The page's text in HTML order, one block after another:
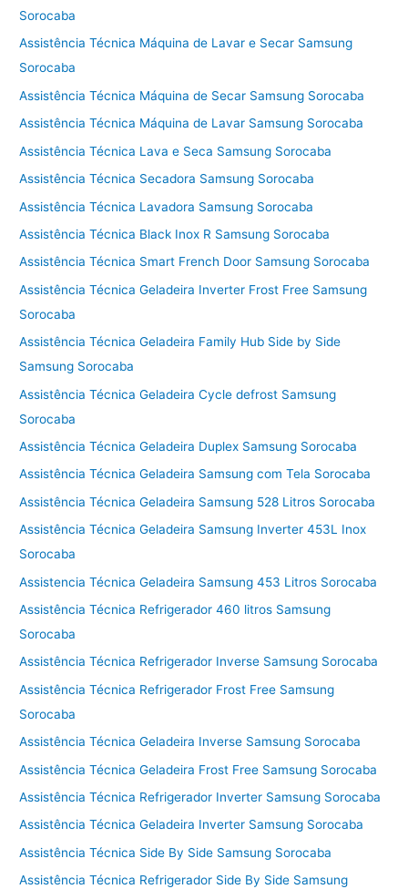
Sorocaba
Assistência Técnica Máquina de Lavar e Secar Samsung
Sorocaba
Assistência Técnica Máquina de Secar Samsung Sorocaba
Assistência Técnica Máquina de Lavar Samsung Sorocaba
Assistência Técnica Lava e Seca Samsung Sorocaba
Assistência Técnica Secadora Samsung Sorocaba
Assistência Técnica Lavadora Samsung Sorocaba
Assistência Técnica Black Inox R Samsung Sorocaba
Assistência Técnica Smart French Door Samsung Sorocaba
Assistência Técnica Geladeira Inverter Frost Free Samsung
Sorocaba
Assistência Técnica Geladeira Family Hub Side by Side
Samsung Sorocaba
Assistência Técnica Geladeira Cycle defrost Samsung
Sorocaba
Assistência Técnica Geladeira Duplex Samsung Sorocaba
Assistência Técnica Geladeira Samsung com Tela Sorocaba
Assistência Técnica Geladeira Samsung 528 Litros Sorocaba
Assistência Técnica Geladeira Samsung Inverter 453L Inox
Sorocaba
Assistencia Técnica Geladeira Samsung 453 Litros Sorocaba
Assistência Técnica Refrigerador 460 litros Samsung
Sorocaba
Assistência Técnica Refrigerador Inverse Samsung Sorocaba
Assistência Técnica Refrigerador Frost Free Samsung
Sorocaba
Assistência Técnica Geladeira Inverse Samsung Sorocaba
Assistência Técnica Geladeira Frost Free Samsung Sorocaba
Assistência Técnica Refrigerador Inverter Samsung Sorocaba
Assistência Técnica Geladeira Inverter Samsung Sorocaba
Assistência Técnica Side By Side Samsung Sorocaba
Assistência Técnica Refrigerador Side By Side Samsung